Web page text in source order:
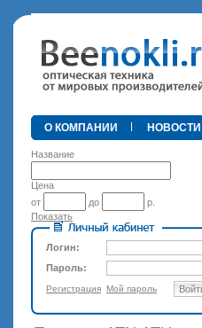
•
О КОМПАНИИ НОВОСТИ
Название
Цена
от
до
р.
Показать
Логин:
Пароль:
Регистрация Мой пароль